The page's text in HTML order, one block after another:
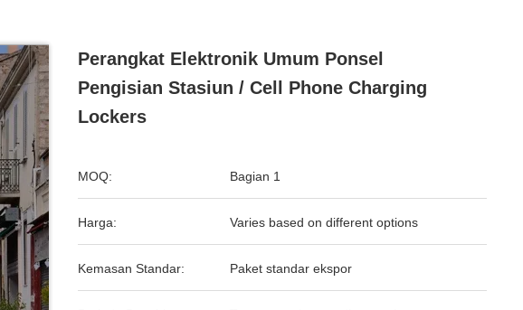
Perangkat Elektronik Umum Ponsel
Pengisian Stasiun / Cell Phone Charging
Lockers
MOQ: Bagian 1
Harga: Varies based on different options
Kemasan Standar: Paket standar ekspor